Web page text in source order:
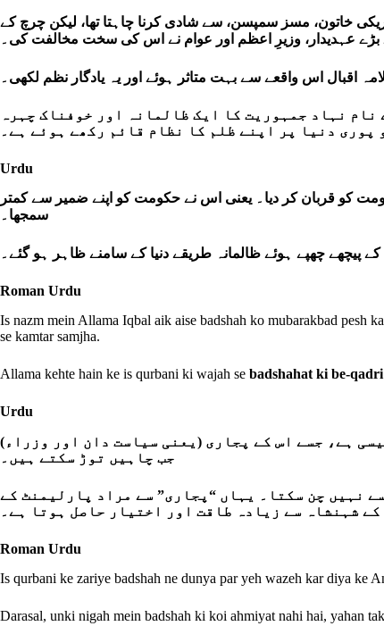
تھی کہ وہ ایک امریکی خاتون، مسز سمپسن، سے شادی کرنا چاہتا تھا، لیکن چرچ کے
عہدیدار، وزیرِ اعظم اور عوام نے اس کی سخت مخالفت کی۔
اقبال اس واقعے سے بہت متاثر ہوئے اور یہ یادگار نظم لکھی۔
نام نہاد جمہوریت کا ایک ظالمانہ اور خوفناک چہرہ
پوری دنیا پر اپنے ظلم کا نظام قائم رکھے ہوئے ہے۔
Urdu
کو قربان کر دیا۔ یعنی اس نے حکومت کو اپنے ضمیر سے کمتر
سمجھا۔
چھپے ہوئے ظالمانہ طریقے دنیا کے سامنے ظاہر ہو گئے۔
Roman Urdu
Is nazm mein Allama Iqbal aik aise badshah ko mubarakbad pesh
se kamtar samjha.
Allama kehte hain ke is qurbani ki wajah se badshahat ki be-qadri
Urdu
ہے، جسے اس کے پجاری (یعنی سیاست دان اور وزراء)
جب چاہیں توڑ سکتے ہیں۔
نہیں چن سکتا۔ یہاں “پجاری” سے مراد پارلیمنٹ کے
شہنشاہ سے زیادہ طاقت اور اختیار حاصل ہوتا ہے۔
Roman Urdu
Is qurbani ke zariye badshah ne dunya par yeh wazeh kar diya ke
Darasal, unki nigah mein badshah ki koi ahmiyat nahi hai, yahan